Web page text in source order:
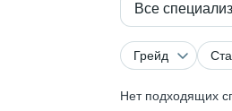
Все
Грейд
Нет подходящих